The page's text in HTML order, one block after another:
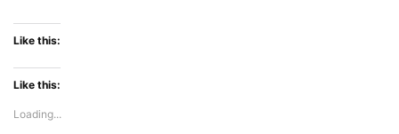
Like this:
Like this:
Loading...